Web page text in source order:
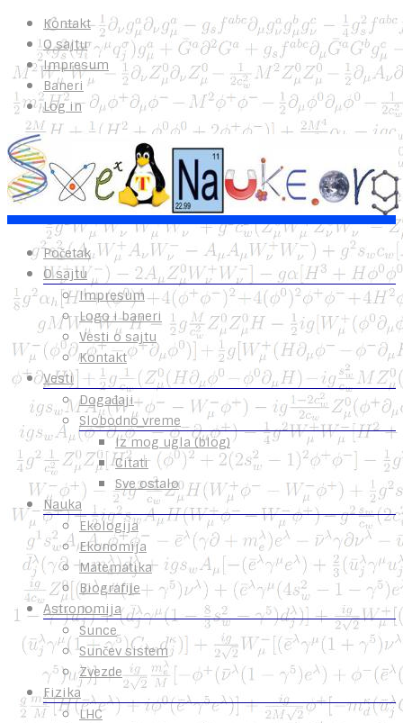
Kontakt
O sajtu
Impresum
Baneri
Log in
Početak
O sajtu
Impresum
Logo i baneri
Vesti o sajtu
Kontakt
Vesti
Događaji
Slobodno vreme
Iz mog ugla (blog)
Citati
Sve ostalo
Nauka
Ekologija
Ekonomija
Matematika
Biografije
Astronomija
Sunce
Sunčev sistem
Zvezde
Fizika
LHC